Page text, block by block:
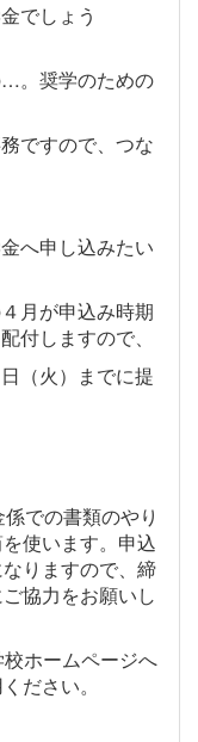
しょう
。奨学のための
すので、つな
へ申し込みたい
が申込み時期
付しますので、
までに提
での書類のやり
使います。申込
りますので、締
協力をお願いし
ホームページへ
ださい。